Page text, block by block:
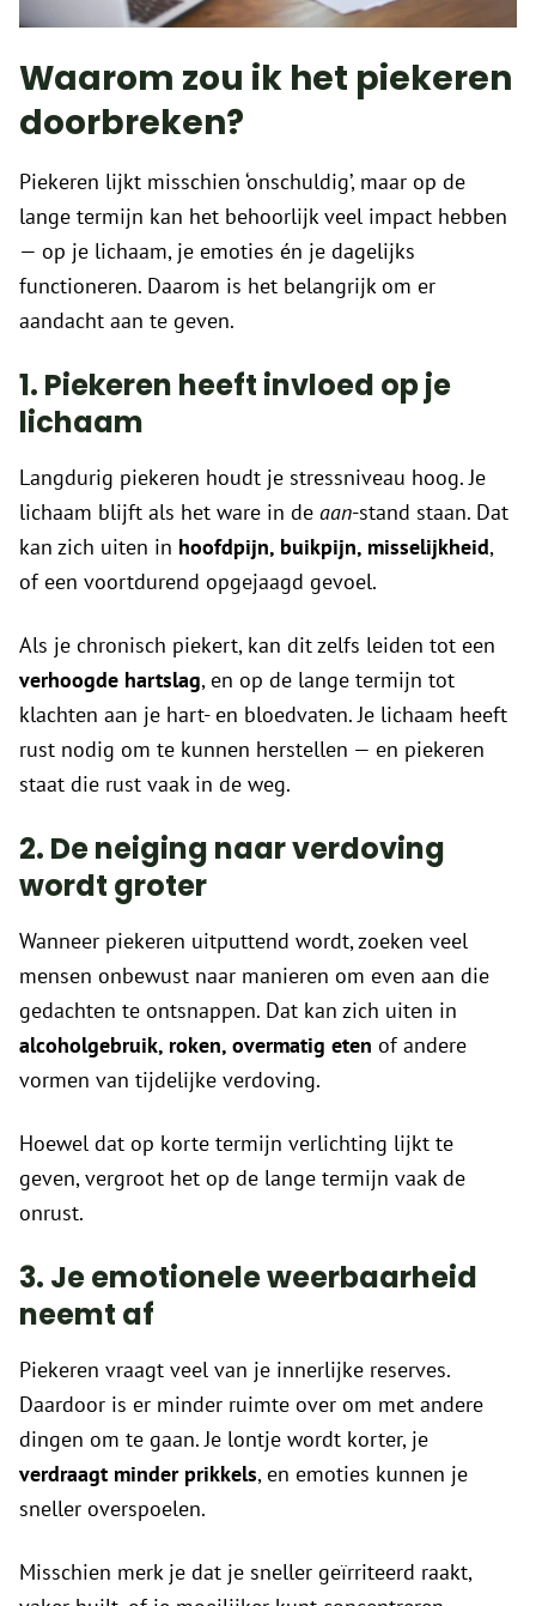
Waarom zou ik het piekeren
doorbreken?
Piekeren lijkt misschien ‘onschuldig’, maar op de
lange termijn kan het behoorlijk veel impact hebben
— op je lichaam, je emoties én je dagelijks
functioneren. Daarom is het belangrijk om er
aandacht aan te geven.
1. Piekeren heeft invloed op je
lichaam
Langdurig piekeren houdt je stressniveau hoog. Je
lichaam blijft als het ware in de aan-stand staan. Dat
kan zich uiten in hoofdpijn, buikpijn, misselijkheid,
of een voortdurend opgejaagd gevoel.
Als je chronisch piekert, kan dit zelfs leiden tot een
verhoogde hartslag, en op de lange termijn tot
klachten aan je hart- en bloedvaten. Je lichaam heeft
rust nodig om te kunnen herstellen — en piekeren
staat die rust vaak in de weg.
2. De neiging naar verdoving
wordt groter
Wanneer piekeren uitputtend wordt, zoeken veel
mensen onbewust naar manieren om even aan die
gedachten te ontsnappen. Dat kan zich uiten in
alcoholgebruik, roken, overmatig eten of andere
vormen van tijdelijke verdoving.
Hoewel dat op korte termijn verlichting lijkt te
geven, vergroot het op de lange termijn vaak de
onrust.
3. Je emotionele weerbaarheid
neemt af
Piekeren vraagt veel van je innerlijke reserves.
Daardoor is er minder ruimte over om met andere
dingen om te gaan. Je lontje wordt korter, je
verdraagt minder prikkels, en emoties kunnen je
sneller overspoelen.
Misschien merk je dat je sneller geïrriteerd raakt,